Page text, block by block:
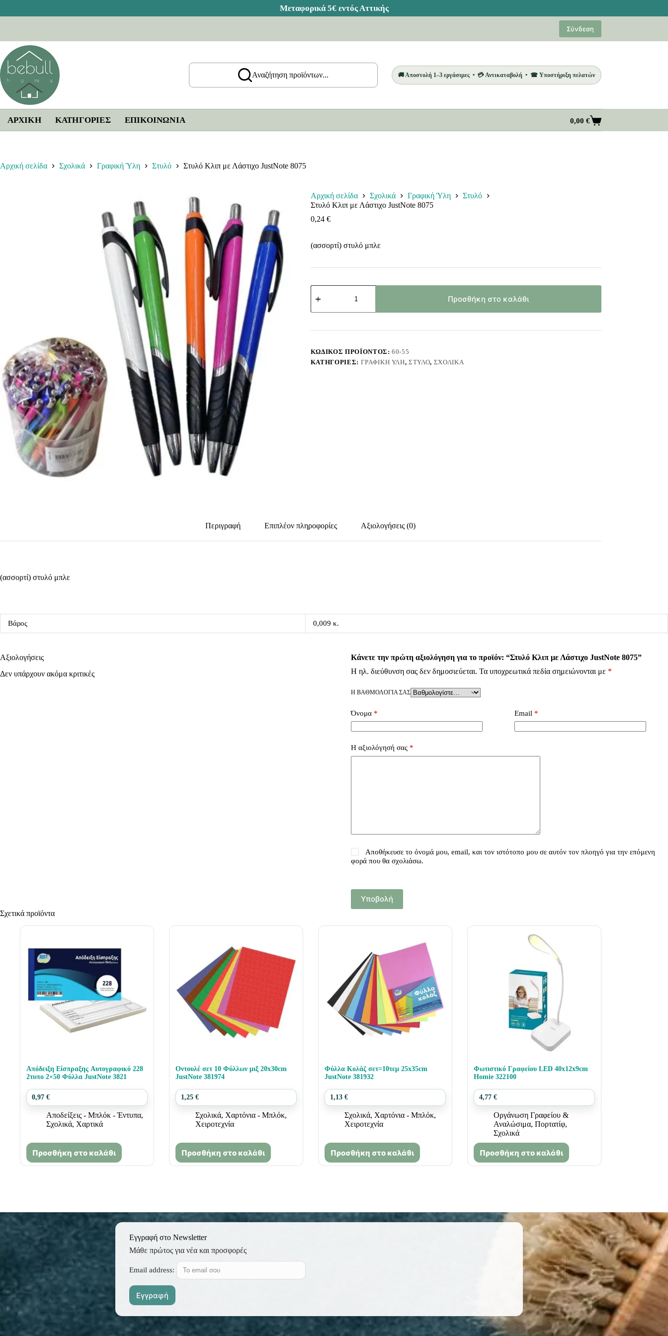
Σύνδεση
Αναζήτηση προϊόντων... 🚚 Αποστολή 1–3 εργάσιμες • 💳 Αντικαταβολή • ☎ Υποστήριξη πελατών
ΑΡΧΙΚΗ ΚΑΤΗΓΟΡΙΕΣ ΕΠΙΚΟΙΝΩΝΊΑ
Καλάθι
Αγορών
0,00 €
Αρχική σελίδα Σχολικά Γραφική Ύλη Στυλό Στυλό Κλιπ με Λάστιχο JustNote 8075
Αρχική σελίδα Σχολικά Γραφική Ύλη
Στυλό
Στυλό Κλιπ με Λάστιχο JustNote 8075
0,24 €
(ασσορτί) στυλό μπλε
Στυλό
Κλιπ
Λάστιχο
8075
Προσθήκη στο καλάθι
ΚΩΔΙΚΌΣ ΠΡΟΪΌΝΤΟΣ:60-55
ΚΑΤΗΓΟΡΊΕΣ: ΓΡΑΦΙΚΉ ΎΛΗ,ΣΤΥΛΌ, ΣΧΟΛΙΚΆ
Περιγραφή Επιπλέον πληροφορίες Αξιολογήσεις (0)
(ασσορτί) στυλό μπλε
Βάρος 0,009 κ.
Αξιολογήσεις
Δεν υπάρχουν ακόμα κριτικές
Κάνετε την πρώτη αξιολόγηση για το προϊόν: “Στυλό Κλιπ με Λάστιχο JustNote 8075”
Η ηλ. διεύθυνση σας δεν δημοσιεύεται. Τα υποχρεωτικά πεδία σημειώνονται με *
Η ΒΑΘΜΟΛΟΓΊΑ ΣΑΣ
Όνομα* Email *
Η αξιολόγησή σας *
Αποθήκευσε το όνομά μου, email, και τον ιστότοπο μου σε αυτόν τον πλοηγό για την επόμενη
φορά που θα σχολιάσω.
Υποβολή
Σχετικά προϊόντα
Απόδειξη Είσπραξης Αυτογραφικό 228
2τυπο 2×50 Φύλλα JustNote 3821
0,97 €
Αποδείξεις - Μπλόκ - Έντυπα,
Σχολικά, Χαρτικά
Προσθήκη στο καλάθι
Οντουλέ σετ 10 Φύλλων μιξ 20x30cm
JustNote 381974
1,25 €
Σχολικά, Χαρτόνια - Μπλόκ,
Χειροτεχνία
Προσθήκη στο καλάθι
Φύλλα Κολάζ σετ=10τεμ 25x35cm
JustNote 381932
1,13 €
Σχολικά, Χαρτόνια - Μπλόκ,
Χειροτεχνία
Προσθήκη στο καλάθι
Φωτιστικό Γραφείου LED 40x12x9cm
Homie 322100
4,77 €
Οργάνωση Γραφείου &
Αναλώσιμα, Πορτατίφ,
Σχολικά
Προσθήκη στο καλάθι
Εγγραφή στο Newsletter
Μάθε πρώτος για νέα και προσφορές
Email address: